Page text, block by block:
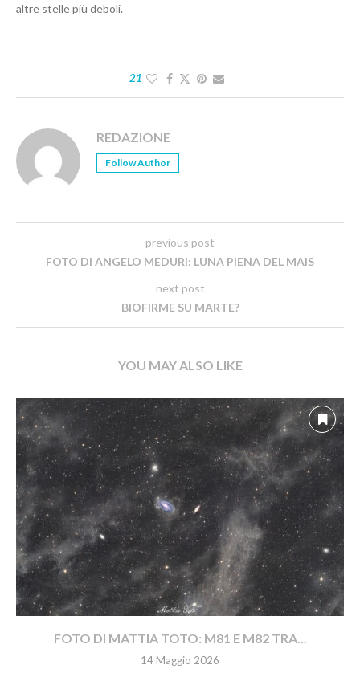
altre stelle più deboli.
21
REDAZIONE
Follow Author
previous post
FOTO DI ANGELO MEDURI: LUNA PIENA DEL MAIS
next post
BIOFIRME SU MARTE?
YOU MAY ALSO LIKE
FOTO DI MATTIA TOTO: M81 E M82 TRA...
14 Maggio 2026